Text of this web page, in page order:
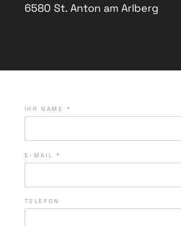
Zmart
6580 St. Anton am Arlberg
IHR NAME *
E-MAIL *
TELEFON